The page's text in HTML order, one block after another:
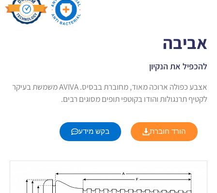
אביבה
להכפיל את הנקיון
אצבע כפולה ארוכה מאוד, מחוברת בבסיס. AVIVA משמשת בעיקר
לקטיף תרנגולות והודו בקוטפי תופים מסוגים רבים.
הורד חוברת בקש מידע